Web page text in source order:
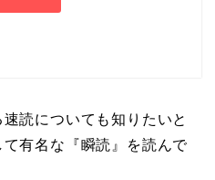
読についても知りたいと
有名な『瞬読』を読んで